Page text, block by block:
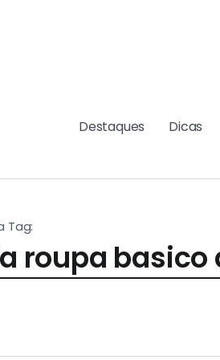
Destaques Dicas
Tag:
roupa